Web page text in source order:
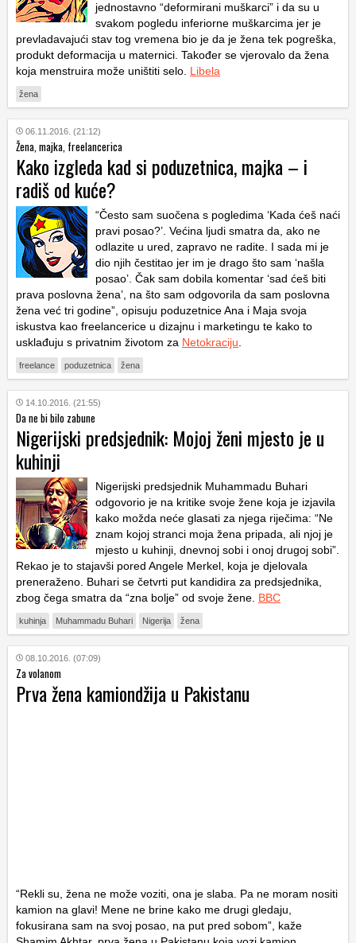
jednostavno “deformirani muškarci” i da su u
svakom pogledu inferiorne muškarcima jer je
prevladavajući stav tog vremena bio je da je žena tek pogreška,
produkt deformacija u maternici. Također se vjerovalo da žena
koja menstruira može uništiti selo. Libela
žena
06.11.2016. (21:12)
Žena, majka, freelancerica
Kako izgleda kad si poduzetnica, majka – i
radiš od kuće?
“Često sam suočena s pogledima ‘Kada ćeš naći
pravi posao?’. Većina ljudi smatra da, ako ne
odlazite u ured, zapravo ne radite. I sada mi je
dio njih čestitao jer im je drago što sam ‘našla
posao’. Čak sam dobila komentar ‘sad ćeš biti
prava poslovna žena’, na što sam odgovorila da sam poslovna
žena već tri godine”, opisuju poduzetnice Ana i Maja svoja
iskustva kao freelancerice u dizajnu i marketingu te kako to
usklađuju s privatnim životom za Netokraciju
freelance poduzetnica žena
14.10.2016. (21:55)
Da ne bi bilo zabune
Nigerijski predsjednik: Mojoj ženi mjesto je u
kuhinji
Nigerijski predsjednik Muhammadu Buhari
odgovorio je na kritike svoje žene koja je izjavila
kako možda neće glasati za njega riječima: “Ne
znam kojoj stranci moja žena pripada, ali njoj je
mjesto u kuhinji, dnevnoj sobi i onoj drugoj sobi”.
Rekao je to stajavši pored Angele Merkel, koja je djelovala
preneraženo. Buhari se četvrti put kandidira za predsjednika,
zbog čega smatra da “zna bolje” od svoje žene. BBC
kuhinja Muhammadu Buhari Nigerija žena
08.10.2016. (07:09)
Za volanom
Prva žena kamiondžija u Pakistanu
“Rekli su, žena ne može voziti, ona je slaba. Pa ne moram nositi
kamion na glavi! Mene ne brine kako me drugi gledaju,
fokusirana sam na svoj posao, na put pred sobom”, kaže